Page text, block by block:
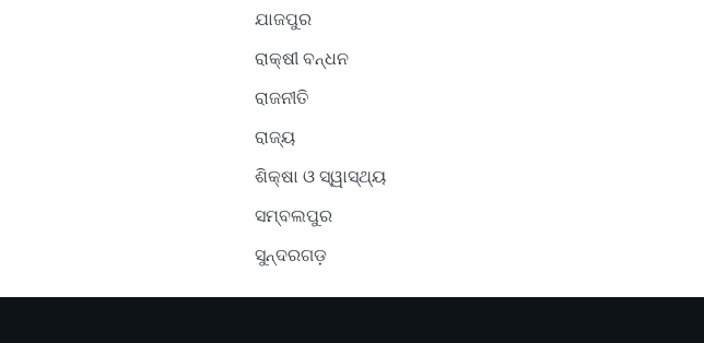
ଯାଜପୁର
ରାକ୍ଷୀ ବନ୍ଧନ
ରାଜନୀତି
ରାଜ୍ୟ
ଶିକ୍ଷା ଓ ସ୍ୱାସ୍ଥ୍ୟ
ସମ୍ବଲପୁର
ସୁନ୍ଦରଗଡ଼